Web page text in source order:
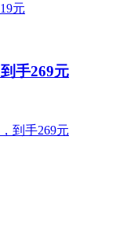
手269元